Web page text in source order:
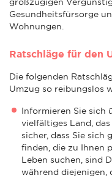
Gesundheitsfürsorge
Wohnungen.
Ratschläge für den
Die folgenden
Umzug so reibungslos
Informieren Sie sich
vielfältiges Land,
sicher, dass Sie sich
finden, die zu Ihnen
Leben suchen, sind
während diejenigen,